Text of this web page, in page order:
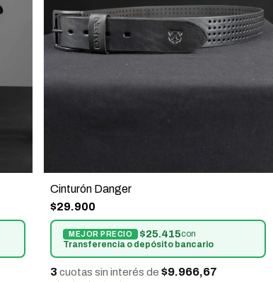
Cinturón Danger
$29.900
$25.415con
Transferencia o depósito bancario
3 cuotas sin interés de$9.966,67